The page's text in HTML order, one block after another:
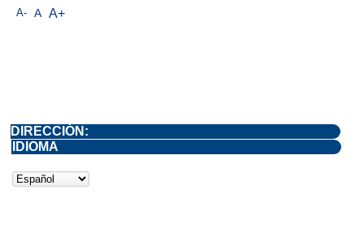
A- A A+
DIRECCIÓN:
IDIOMA